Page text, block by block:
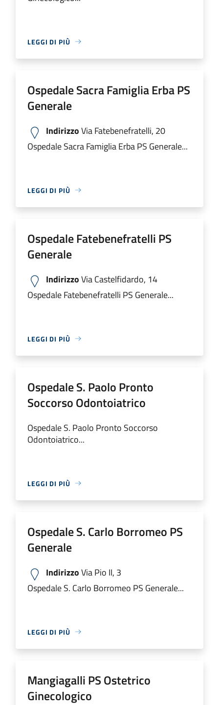
LEGGI DI PIÙ
Ospedale Sacra Famiglia Erba PS
Generale
IndirizzoVia Fatebenefratelli, 20
Ospedale Sacra Famiglia Erba PS Generale...
LEGGI DI PIÙ
Ospedale Fatebenefratelli PS
Generale
IndirizzoVia Castelfidardo, 14
Ospedale Fatebenefratelli PS Generale...
LEGGI DI PIÙ
Ospedale S. Paolo Pronto
Soccorso Odontoiatrico
Ospedale S. Paolo Pronto Soccorso
Odontoiatrico...
LEGGI DI PIÙ
Ospedale S. Carlo Borromeo PS
Generale
IndirizzoVia Pio II, 3
Ospedale S. Carlo Borromeo PS Generale...
LEGGI DI PIÙ
Mangiagalli PS Ostetrico
Ginecologico